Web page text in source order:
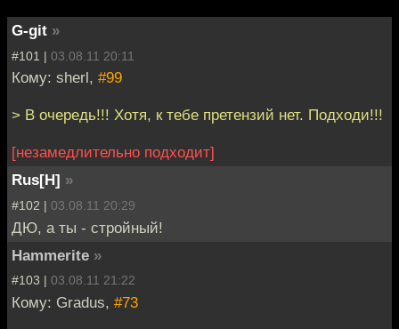
G-git »
#101 | 03.08.11 20:11
Кому: sherl, #99
> В очередь!!! Хотя, к тебе претензий нет. Подходи!!!
[незамедлительно подходит]
Rus[H] »
#102 | 03.08.11 20:29
ДЮ, а ты - стройный!
Hammerite »
#103 | 03.08.11 21:22
Кому: Gradus, #73